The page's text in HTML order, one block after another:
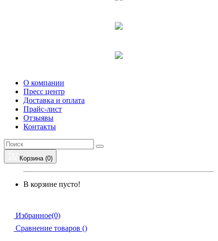
О компании
Пресс центр
Доставка и оплата
Прайс-лист
Отзыявы
Контакты
Корзина (0)
В корзине пусто!
Избранное(0)
Сравнение товаров ()